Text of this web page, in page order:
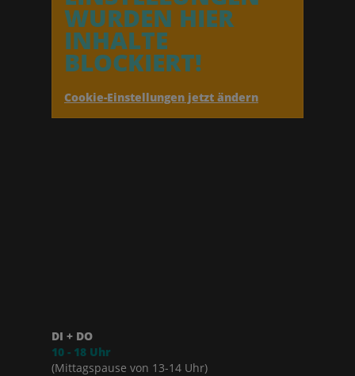
WURDEN HIER
INHALTE
BLOCKIERT!
Cookie-Einstellungen jetzt ändern
DI + DO
10 - 18 Uhr
(Mittagspause von 13-14 Uhr)